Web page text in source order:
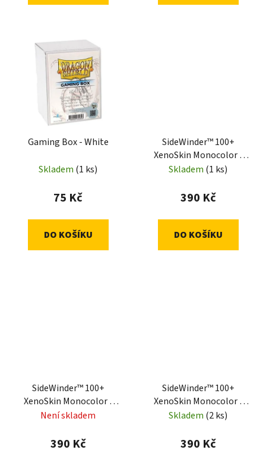
Gaming Box - White
Skladem (1 ks)
75 Kč
DO KOŠÍKU
SideWinder™ 100+
XenoSkin Monocolor -
Blue
Skladem (1 ks)
390 Kč
DO KOŠÍKU
SideWinder™ 100+
XenoSkin Monocolor -
Green
Není skladem
390 Kč
SideWinder™ 100+
XenoSkin Monocolor -
Grey
Skladem (2 ks)
390 Kč